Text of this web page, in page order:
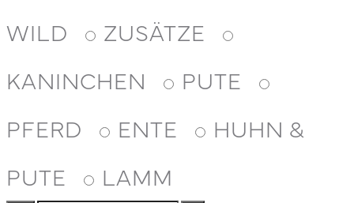
WILD
ZUSÄTZE
KANINCHEN
PUTE
PFERD
ENTE
HUHN &
PUTE
LAMM